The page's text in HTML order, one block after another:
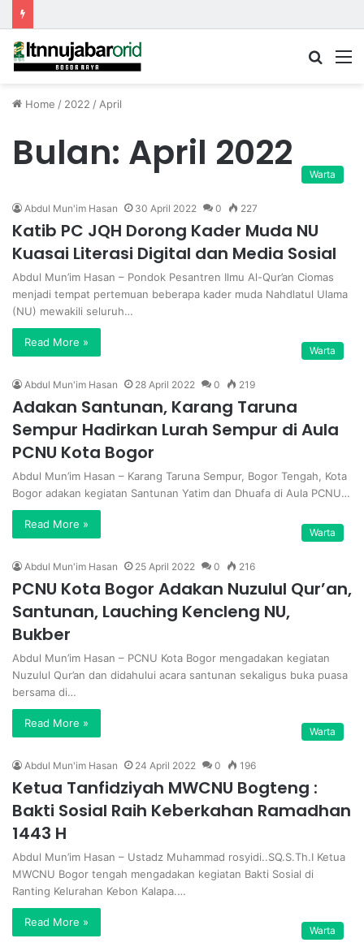
Home / 2022 / April
Bulan: April 2022 Warta
Abdul Mun'im Hasan 30 April 2022 0 227
Katib PC JQH Dorong Kader Muda NU
Kuasai Literasi Digital dan Media Sosial
Abdul Mun’im Hasan – Pondok Pesantren Ilmu Al-Qur’an Ciomas
menjadi tempat pertemuan beberapa kader muda Nahdlatul Ulama
(NU) mewakili seluruh…
Read More »
Warta
Abdul Mun'im Hasan 28 April 2022 0 219
Adakan Santunan, Karang Taruna
Sempur Hadirkan Lurah Sempur di Aula
PCNU Kota Bogor
Abdul Mun’im Hasan – Karang Taruna Sempur, Bogor Tengah, Kota
Bogor adakan kegiatan Santunan Yatim dan Dhuafa di Aula PCNU…
Read More »
Warta
Abdul Mun'im Hasan 25 April 2022 0 216
PCNU Kota Bogor Adakan Nuzulul Qur’an,
Santunan, Lauching Kencleng NU,
Bukber
Abdul Mun’im Hasan – PCNU Kota Bogor mengadakan kegiatan
Nuzulul Qur’an dan didahului acara santunan sekaligus buka puasa
bersama di…
Read More »
Warta
Abdul Mun'im Hasan 24 April 2022 0 196
Ketua Tanfidziyah MWCNU Bogteng :
Bakti Sosial Raih Keberkahan Ramadhan
1443 H
Abdul Mun’im Hasan – Ustadz Muhammad rosyidi..SQ.S.Th.I Ketua
MWCNU Bogor tengah mengadakan kegiatan Bakti Sosial di
Ranting Kelurahan Kebon Kalapa.…
Read More »
Warta